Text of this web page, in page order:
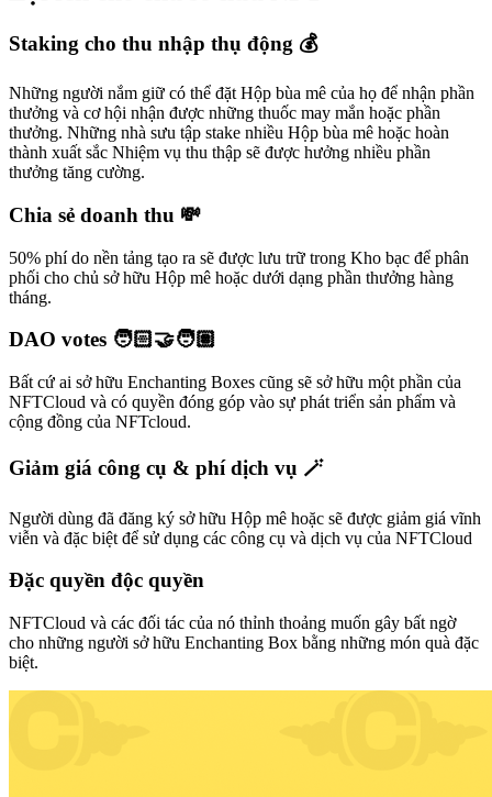
Staking cho thu nhập thụ động 💰
Những người nắm giữ có thể đặt Hộp bùa mê của họ để nhận phần
thưởng và cơ hội nhận được những thuốc may mắn hoặc phần
thưởng. Những nhà sưu tập stake nhiều Hộp bùa mê hoặc hoàn
thành xuất sắc Nhiệm vụ thu thập sẽ được hưởng nhiều phần
thưởng tăng cường.​
Chia sẻ doanh thu 💸
50% phí do nền tảng tạo ra sẽ được lưu trữ trong Kho bạc để phân
phối cho chủ sở hữu Hộp mê hoặc dưới dạng phần thưởng hàng
tháng.​
DAO votes 🧑🏻‍🤝‍🧑🏽
Bất cứ ai sở hữu Enchanting Boxes cũng sẽ sở hữu một phần của
NFTCloud và có quyền đóng góp vào sự phát triển sản phẩm và
cộng đồng của NFTcloud.​
Giảm giá công cụ & phí dịch vụ 🪄
Người dùng đã đăng ký sở hữu Hộp mê hoặc sẽ được giảm giá vĩnh
viễn và đặc biệt để sử dụng các công cụ và dịch vụ của NFTCloud​
Đặc quyền độc quyền
NFTCloud và các đối tác của nó thỉnh thoảng muốn gây bất ngờ
cho những người sở hữu Enchanting Box bằng những món quà đặc
biệt.